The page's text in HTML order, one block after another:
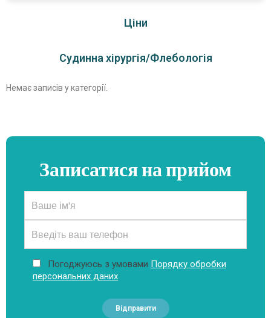
Ціни
Судинна хірургія/Флебологія
Немає записів у категорії.
Записатися на прийом
Погоджуюсь з умовами Порядку обробки
персональних даних